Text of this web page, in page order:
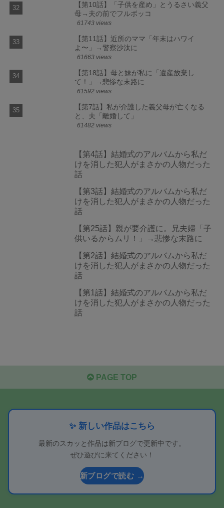
【第10話】「子供を産め」とうるさい義父
母→夫の前でフルボッコ
61743 views
【第11話】近所のママ「年末はハワイ
よ〜」→警察沙汰に
61663 views
【第18話】母と妹が私に「遺産放棄し
て！」→悲惨な末路に...
61592 views
【第7話】私が介護した義父母が亡くなる
と、夫「離婚して」
61482 views
【第4話】結婚式のアルバムから私だ
けを消した犯人がまさかの人物だった
話
【第3話】結婚式のアルバムから私だ
けを消した犯人がまさかの人物だった
話
【第25話】親が要介護に。兄夫婦「子
供いるからムリ！」→悲惨な末路に
【第2話】結婚式のアルバムから私だ
けを消した犯人がまさかの人物だった
話
【第1話】結婚式のアルバムから私だ
けを消した犯人がまさかの人物だった
話
PAGE TOP
✨ 新しい作品はこちら
最新のスカッと作品は新ブログで更新中です。
ぜひ遊びに来てください！
新ブログで読む →